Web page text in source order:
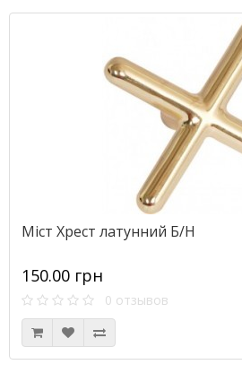
Міст Хрест латунний Б/Н
150.00 грн
0 отзывов